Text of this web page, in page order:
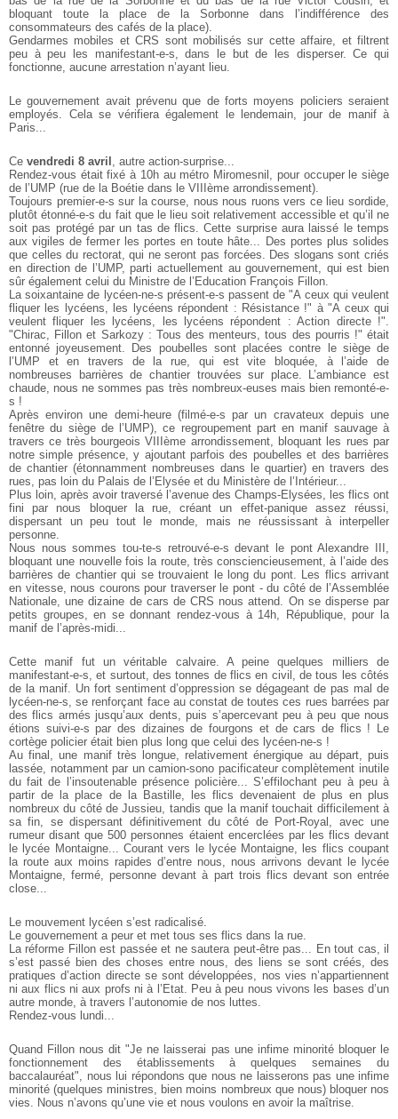
bloquant toute la place de la Sorbonne dans l’indifférence des
consommateurs des cafés de la place).
Gendarmes mobiles et CRS sont mobilisés sur cette affaire, et filtrent
peu à peu les manifestant-e-s, dans le but de les disperser. Ce qui
fonctionne, aucune arrestation n’ayant lieu.
Le gouvernement avait prévenu que de forts moyens policiers seraient
employés. Cela se vérifiera également le lendemain, jour de manif à
Paris...
Ce vendredi 8 avril
, autre action-surprise...
Rendez-vous était fixé à 10h au métro Miromesnil, pour occuper le siège
de l’UMP (rue de la Boétie dans le VIIIème arrondissement).
Toujours premier-e-s sur la course, nous nous ruons vers ce lieu sordide,
plutôt étonné-e-s du fait que le lieu soit relativement accessible et qu’il ne
soit pas protégé par un tas de flics. Cette surprise aura laissé le temps
aux vigiles de fermer les portes en toute hâte... Des portes plus solides
que celles du rectorat, qui ne seront pas forcées. Des slogans sont criés
en direction de l’UMP, parti actuellement au gouvernement, qui est bien
sûr également celui du Ministre de l’Education François Fillon.
La soixantaine de lycéen-ne-s présent-e-s passent de "A ceux qui veulent
fliquer les lycéens, les lycéens répondent : Résistance !" à "A ceux qui
veulent fliquer les lycéens, les lycéens répondent : Action directe !".
"Chirac, Fillon et Sarkozy : Tous des menteurs, tous des pourris !" était
entonné joyeusement. Des poubelles sont placées contre le siège de
l’UMP et en travers de la rue, qui est vite bloquée, à l’aide de
nombreuses barrières de chantier trouvées sur place. L’ambiance est
chaude, nous ne sommes pas très nombreux-euses mais bien remonté-e-
s !
Après environ une demi-heure (filmé-e-s par un cravateux depuis une
fenêtre du siège de l’UMP), ce regroupement part en manif sauvage à
travers ce très bourgeois VIIIème arrondissement, bloquant les rues par
notre simple présence, y ajoutant parfois des poubelles et des barrières
de chantier (étonnamment nombreuses dans le quartier) en travers des
rues, pas loin du Palais de l’Elysée et du Ministère de l’Intérieur...
Plus loin, après avoir traversé l’avenue des Champs-Elysées, les flics ont
fini par nous bloquer la rue, créant un effet-panique assez réussi,
dispersant un peu tout le monde, mais ne réussissant à interpeller
personne.
Nous nous sommes tou-te-s retrouvé-e-s devant le pont Alexandre III,
bloquant une nouvelle fois la route, très consciencieusement, à l’aide des
barrières de chantier qui se trouvaient le long du pont. Les flics arrivant
en vitesse, nous courons pour traverser le pont - du côté de l’Assemblée
Nationale, une dizaine de cars de CRS nous attend. On se disperse par
petits groupes, en se donnant rendez-vous à 14h, République, pour la
manif de l’après-midi...
Cette manif fut un véritable calvaire. A peine quelques milliers de
manifestant-e-s, et surtout, des tonnes de flics en civil, de tous les côtés
de la manif. Un fort sentiment d’oppression se dégageant de pas mal de
lycéen-ne-s, se renforçant face au constat de toutes ces rues barrées par
des flics armés jusqu’aux dents, puis s’apercevant peu à peu que nous
étions suivi-e-s par des dizaines de fourgons et de cars de flics ! Le
cortège policier était bien plus long que celui des lycéen-ne-s !
Au final, une manif très longue, relativement énergique au départ, puis
lassée, notamment par un camion-sono pacificateur complètement inutile
du fait de l’insoutenable présence policière... S’effilochant peu à peu à
partir de la place de la Bastille, les flics devenaient de plus en plus
nombreux du côté de Jussieu, tandis que la manif touchait difficilement à
sa fin, se dispersant définitivement du côté de Port-Royal, avec une
rumeur disant que 500 personnes étaient encerclées par les flics devant
le lycée Montaigne... Courant vers le lycée Montaigne, les flics coupant
la route aux moins rapides d’entre nous, nous arrivons devant le lycée
Montaigne, fermé, personne devant à part trois flics devant son entrée
close...
Le mouvement lycéen s’est radicalisé.
Le gouvernement a peur et met tous ses flics dans la rue.
La réforme Fillon est passée et ne sautera peut-être pas... En tout cas, il
s’est passé bien des choses entre nous, des liens se sont créés, des
pratiques d’action directe se sont développées, nos vies n’appartiennent
ni aux flics ni aux profs ni à l’Etat. Peu à peu nous vivons les bases d’un
autre monde, à travers l’autonomie de nos luttes.
Rendez-vous lundi...
Quand Fillon nous dit "Je ne laisserai pas une infime minorité bloquer le
fonctionnement des établissements à quelques semaines du
baccalauréat", nous lui répondons que nous ne laisserons pas une infime
minorité (quelques ministres, bien moins nombreux que nous) bloquer nos
vies. Nous n’avons qu’une vie et nous voulons en avoir la maîtrise.